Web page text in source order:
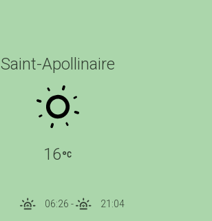
Saint-Apollinaire
16
06:26 - 21:04